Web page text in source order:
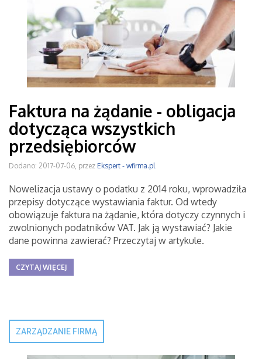
Faktura na żądanie - obligacja
dotycząca wszystkich
przedsiębiorców
Dodano: 2017-07-06, przez Ekspert - wfirma.pl
Nowelizacja ustawy o podatku z 2014 roku, wprowadziła
przepisy dotyczące wystawiania faktur. Od wtedy
obowiązuje faktura na żądanie, która dotyczy czynnych i
zwolnionych podatników VAT. Jak ją wystawiać? Jakie
dane powinna zawierać? Przeczytaj w artykule.
CZYTAJ WIĘCEJ
ZARZĄDZANIE FIRMĄ